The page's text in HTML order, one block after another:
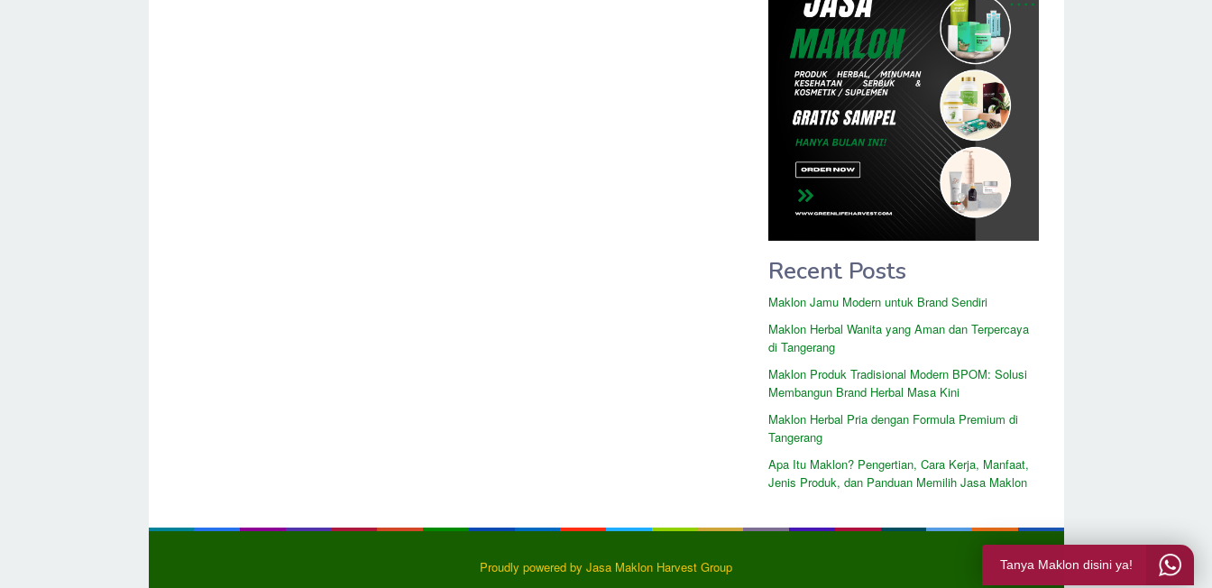
Recent Posts
Maklon Jamu Modern untuk Brand Sendiri
Maklon Herbal Wanita yang Aman dan Terpercaya
di Tangerang
Maklon Produk Tradisional Modern BPOM: Solusi
Membangun Brand Herbal Masa Kini
Maklon Herbal Pria dengan Formula Premium di
Tangerang
Apa Itu Maklon? Pengertian, Cara Kerja, Manfaat,
Jenis Produk, dan Panduan Memilih Jasa Maklon
Proudly powered by Jasa Maklon Harvest Group Tanya Maklon disini ya!